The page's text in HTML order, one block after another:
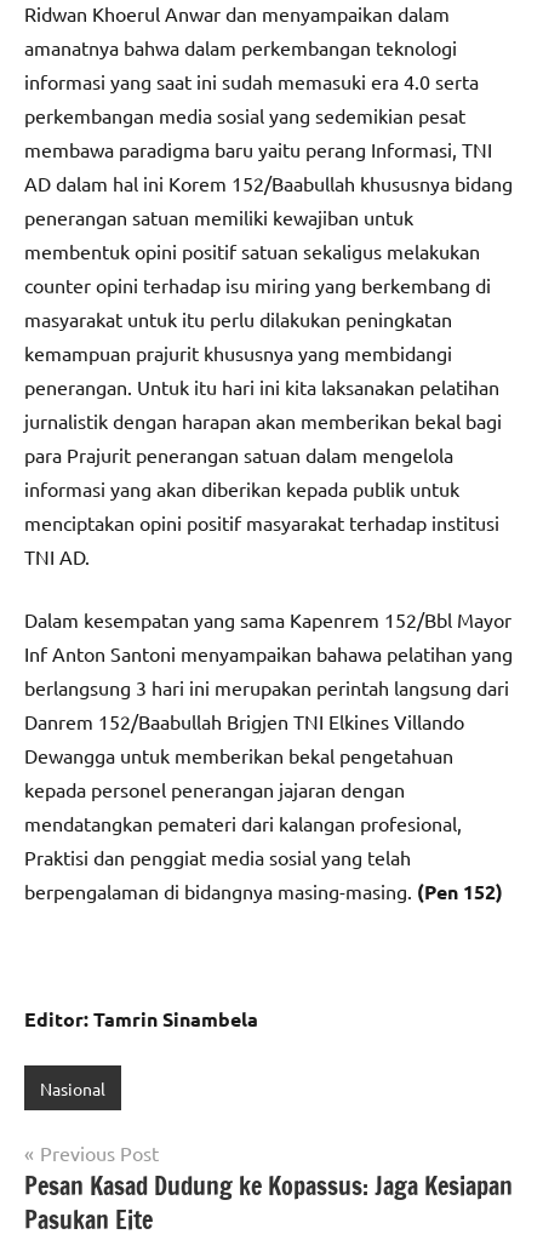
Ridwan Khoerul Anwar dan menyampaikan dalam
amanatnya bahwa dalam perkembangan teknologi
informasi yang saat ini sudah memasuki era 4.0 serta
perkembangan media sosial yang sedemikian pesat
membawa paradigma baru yaitu perang Informasi, TNI
AD dalam hal ini Korem 152/Baabullah khususnya bidang
penerangan satuan memiliki kewajiban untuk
membentuk opini positif satuan sekaligus melakukan
counter opini terhadap isu miring yang berkembang di
masyarakat untuk itu perlu dilakukan peningkatan
kemampuan prajurit khususnya yang membidangi
penerangan. Untuk itu hari ini kita laksanakan pelatihan
jurnalistik dengan harapan akan memberikan bekal bagi
para Prajurit penerangan satuan dalam mengelola
informasi yang akan diberikan kepada publik untuk
menciptakan opini positif masyarakat terhadap institusi
TNI AD.
Dalam kesempatan yang sama Kapenrem 152/Bbl Mayor
Inf Anton Santoni menyampaikan bahawa pelatihan yang
berlangsung 3 hari ini merupakan perintah langsung dari
Danrem 152/Baabullah Brigjen TNI Elkines Villando
Dewangga untuk memberikan bekal pengetahuan
kepada personel penerangan jajaran dengan
mendatangkan pemateri dari kalangan profesional,
Praktisi dan penggiat media sosial yang telah
berpengalaman di bidangnya masing-masing. (Pen 152)
Editor: Tamrin Sinambela
Nasional
Navigasi
pos
Previous Post
Pesan Kasad Dudung ke Kopassus: Jaga Kesiapan
Pasukan Eite